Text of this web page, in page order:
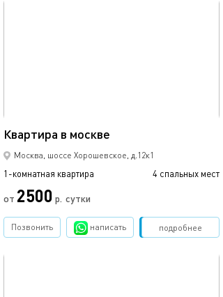
Квартира в москве
Москва, шоссе Хорошевское, д.12к1
1-комнатная квартира 4 спальных мест
от 2500 р. сутки
подробнее
Позвонить написать Забронировать